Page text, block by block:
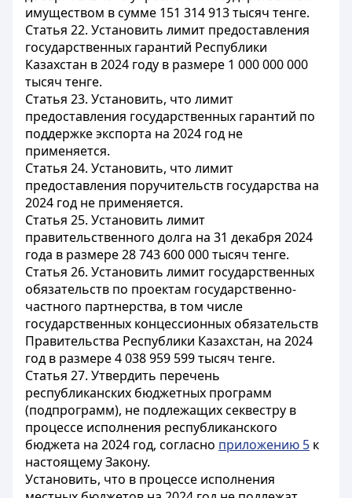
имуществом в сумме 151 314 913 тысяч тенге.
Статья 22. Установить лимит предоставления
государственных гарантий Республики
Казахстан в 2024 году в размере 1 000 000 000
тысяч тенге.
Статья 23. Установить, что лимит
предоставления государственных гарантий по
поддержке экспорта на 2024 год не
применяется.
Статья 24. Установить, что лимит
предоставления поручительств государства на
2024 год не применяется.
Статья 25. Установить лимит
правительственного долга на 31 декабря 2024
года в размере 28 743 600 000 тысяч тенге.
Статья 26. Установить лимит государственных
обязательств по проектам государственно-
частного партнерства, в том числе
государственных концессионных обязательств
Правительства Республики Казахстан, на 2024
год в размере 4 038 959 599 тысяч тенге.
Статья 27. Утвердить перечень
республиканских бюджетных программ
(подпрограмм), не подлежащих секвестру в
процессе исполнения республиканского
бюджета на 2024 год, согласно приложению 5 к
настоящему Закону.
Установить, что в процессе исполнения